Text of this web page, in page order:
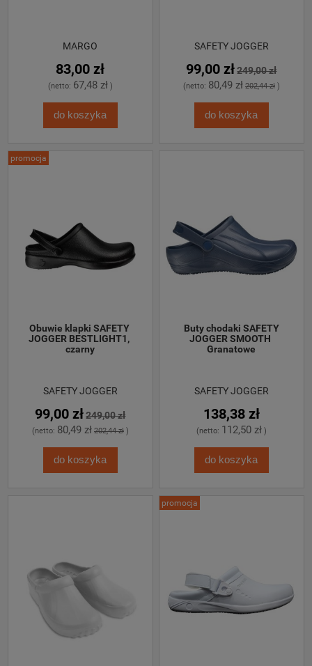
MARGO
83,00 zł
(netto: 67,48 zł)
do koszyka
SAFETY JOGGER
99,00 zł 249,00 zł
(netto: 80,49 zł 202,44 zł)
do koszyka
Obuwie klapki SAFETY
JOGGER BESTLIGHT1,
czarny
SAFETY JOGGER
99,00 zł 249,00 zł
(netto: 80,49 zł 202,44 zł)
do koszyka
promocja
JOGGER SMOOTH
Granatowe
SAFETY JOGGER
138,38 zł
(netto: 112,50 zł)
do koszyka
promocja